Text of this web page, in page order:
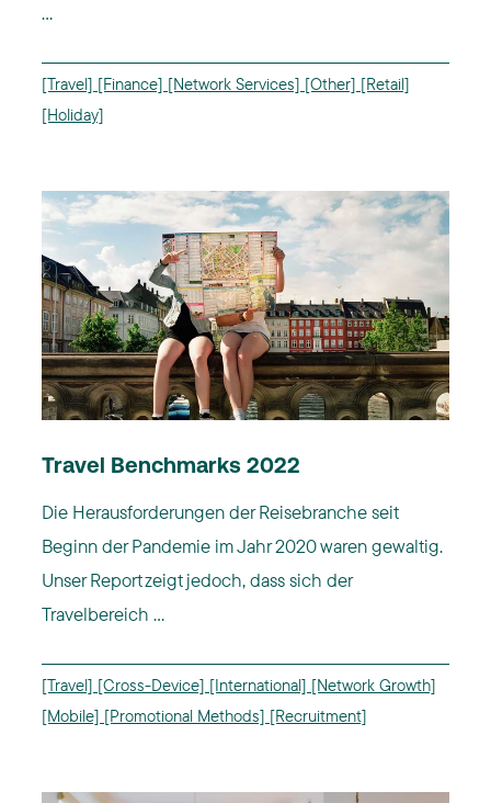
...
[Travel] [Finance] [Network Services] [Other] [Retail]
[Holiday]
Travel Benchmarks 2022
Die Herausforderungen der Reisebranche seit
Beginn der Pandemie im Jahr 2020 waren gewaltig.
Unser Report zeigt jedoch, dass sich der
Travelbereich ...
[Travel] [Cross-Device] [International] [Network Growth]
[Mobile] [Promotional Methods] [Recruitment]